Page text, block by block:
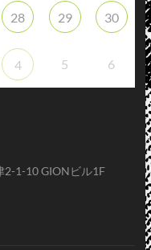
28 29 30
4 5 6
2-1-10 GIONビル1F